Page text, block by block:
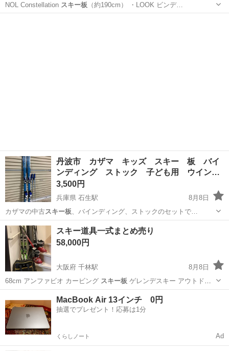
NOL Constellation スキー板 （約190cm） ・LOOK ビンデ…
丹波市 カザマ キッズ スキー 板 バイ
ンディング ストック 子ども用 ウイン…
3,500円
兵庫県 石生駅
8月8日
カザマの中古スキー板、バインディング、ストックのセットで…
兵庫 丹波市 石生駅 スキー カザマ
スキー道具一式まとめ売り
58,000円
大阪府 千林駅
8月8日
68cm アンファビオ カービング スキー板 ゲレンデスキー アウトド
ア ス…
大阪市 千林駅 スキー 道具一式
MacBook Air 13インチ 0円
抽選でプレゼント！応募は1分
くらしノート Ad